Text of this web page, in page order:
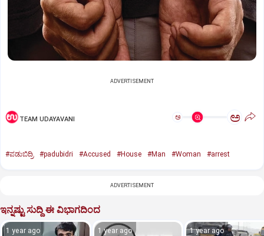
ADVERTISEMENT
TEAM UDAYAVANI ಅ ಅ
#ಪಡುಬಿದ್ರಿ #padubidri #Accused #House #Man #Woman #arrest
ADVERTISEMENT
ಇನ್ನಷ್ಟು ಸುದ್ದಿ ಈ ವಿಭಾಗದಿಂದ
1 year ago 1 year ago 1 year ago